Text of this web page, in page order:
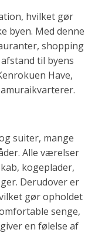
hvilket gør
byen. Med denne
shopping
til byens
Have,
suiter, mange
Alle værelser
kogeplader,
Derudover er
gør opholdet
senge,
en følelse af